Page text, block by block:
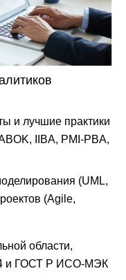
и лучшие практики
IIBA, PMI-PBA,
(UML,
(Agile,
области,
и ГОСТ Р ИСО-МЭК